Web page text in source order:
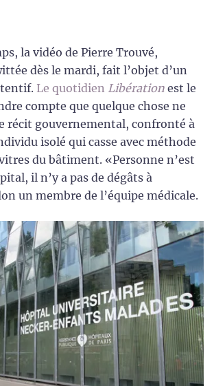
la vidéo de Pierre Trouvé,
dès le mardi, fait l’objet d’un
Le quotidien Libération est le
compte que quelque chose ne
récit gouvernemental, confronté à
isolé qui casse avec méthode
du bâtiment. «Personne n’est
il n’y a pas de dégâts à
un membre de l’équipe médicale.